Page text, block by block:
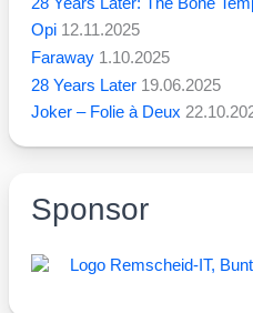
Opi 12.11.2025
Faraway 1.10.2025
28 Years Later 19.06.2025
Joker – Folie à Deux
Sponsor